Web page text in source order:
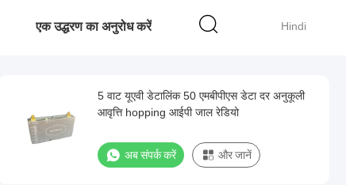
Hindi
एक उद्धरण का अनुरोध करें
5 वाट यूएवी डेटालिंक 50 एमबीपीएस डेटा दर अनुकूली
आवृत्ति hopping आईपी जाल रेडियो
अब संपर्क करें और जानें